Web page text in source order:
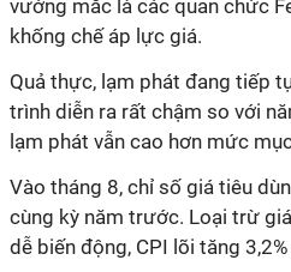
vướng mắc là các quan chức
khống chế áp lực giá.
Quả thực, lạm phát đang tiếp
trình diễn ra rất chậm so với
lạm phát vẫn cao hơn mức
Vào tháng 8, chỉ số giá tiêu
cùng kỳ năm trước. Loại trừ
dễ biến động, CPI lõi tăng